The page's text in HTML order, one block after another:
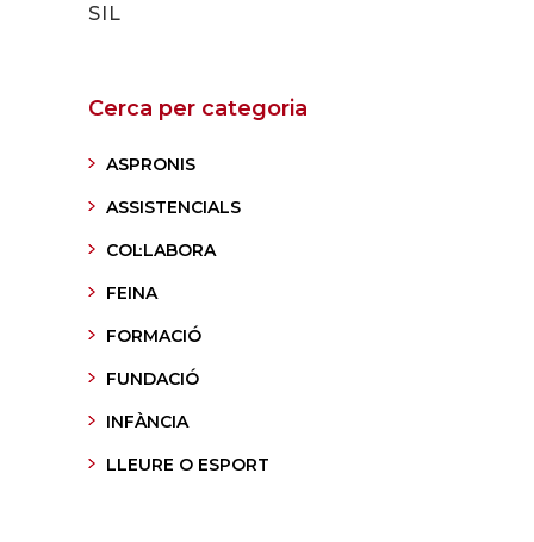
SIL
Cerca per categoria
ASPRONIS
ASSISTENCIALS
COL·LABORA
FEINA
FORMACIÓ
FUNDACIÓ
INFÀNCIA
LLEURE O ESPORT